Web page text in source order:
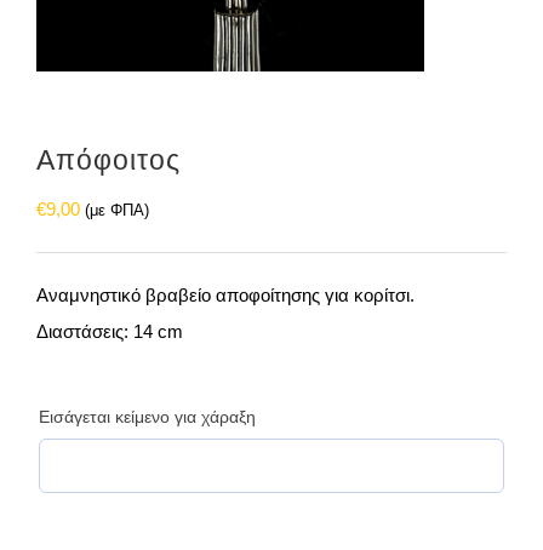
Απόφοιτος
€9,00 (με ΦΠΑ)
Αναμνηστικό βραβείο αποφοίτησης για κορίτσι.
Διαστάσεις: 14 cm
Εισάγεται κείμενο για χάραξη